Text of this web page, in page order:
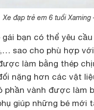
Xe đạp trẻ em 6 tuổi
gái bạn có thể yêu
sao cho phù hợp
làm bằng thép
nặng hơn các vật
phần vành được làm
giúp những bé mới